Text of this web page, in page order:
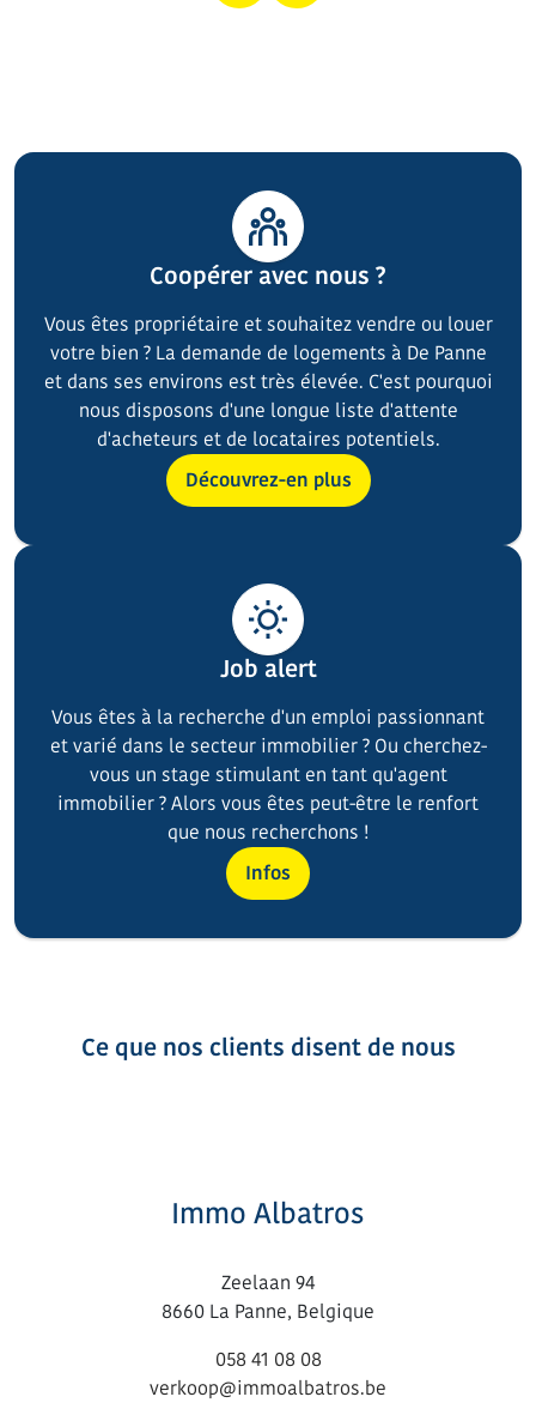
Coopérer avec nous ?
Vous êtes propriétaire et souhaitez vendre ou louer
votre bien ? La demande de logements à De Panne
et dans ses environs est très élevée. C'est pourquoi
nous disposons d'une longue liste d'attente
d'acheteurs et de locataires potentiels.
Découvrez-en plus
Job alert
Vous êtes à la recherche d'un emploi passionnant
et varié dans le secteur immobilier ? Ou cherchez-
vous un stage stimulant en tant qu'agent
immobilier ? Alors vous êtes peut-être le renfort
que nous recherchons !
Infos
Ce que nos clients disent de nous
Immo Albatros
Zeelaan 94
8660 La Panne, Belgique
058 41 08 08
verkoop@immoalbatros.be